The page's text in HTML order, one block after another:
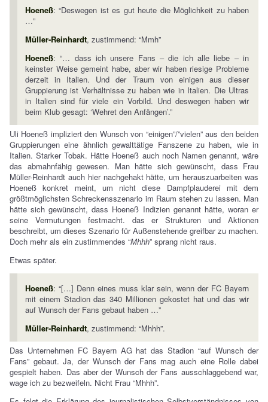
Hoeneß: “Deswegen ist es gut heute die Möglichkeit zu haben
…”
Müller-Reinhardt, zustimmend: “Mmh”
Hoeneß: “… dass ich unsere Fans – die ich alle liebe – in
keinster Weise gemeint habe, aber wir haben riesige Probleme
derzeit in Italien. Und der Traum von einigen aus dieser
Gruppierung ist Verhältnisse zu haben wie in Italien. Die Ultras
in Italien sind für viele ein Vorbild. Und deswegen haben wir
beim Klub gesagt: ‘Wehret den Anfängen’.”
Uli Hoeneß impliziert den Wunsch von “einigen”/”vielen” aus den beiden
Gruppierungen eine ähnlich gewalttätige Fanszene zu haben, wie in
Italien. Starker Tobak. Hätte Hoeneß auch noch Namen genannt, wäre
das abmahnfähig gewesen. Man hätte sich gewünscht, dass Frau
Müller-Reinhardt auch hier nachgehakt hätte, um herauszuarbeiten was
Hoeneß konkret meint, um nicht diese Dampfplauderei mit dem
größtmöglichsten Schreckensszenario im Raum stehen zu lassen. Man
hätte sich gewünscht, dass Hoeneß Indizien genannt hätte, woran er
seine Vermutungen festmacht. das er Strukturen und Aktionen
beschreibt, um dieses Szenario für Außenstehende greifbar zu machen.
Doch mehr als ein zustimmendes “Mhhh” sprang nicht raus.
Etwas später.
Hoeneß: “[…] Denn eines muss klar sein, wenn der FC Bayern
mit einem Stadion das 340 Millionen gekostet hat und das wir
auf Wunsch der Fans gebaut haben …”
Müller-Reinhardt, zustimmend: “Mhhh”.
Das Unternehmen FC Bayern AG hat das Stadion “auf Wunsch der
Fans” gebaut. Ja, der Wunsch der Fans mag auch eine Rolle dabei
gespielt haben. Das aber der Wunsch der Fans ausschlaggebend war,
wage ich zu bezweifeln. Nicht Frau “Mhhh”.